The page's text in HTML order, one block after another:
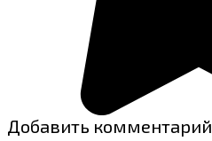
Добавить комментарий